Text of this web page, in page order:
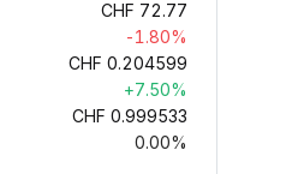
CHF 72.77
-1.80%
CHF 0.204599
+7.50%
CHF 0.999533
0.00%